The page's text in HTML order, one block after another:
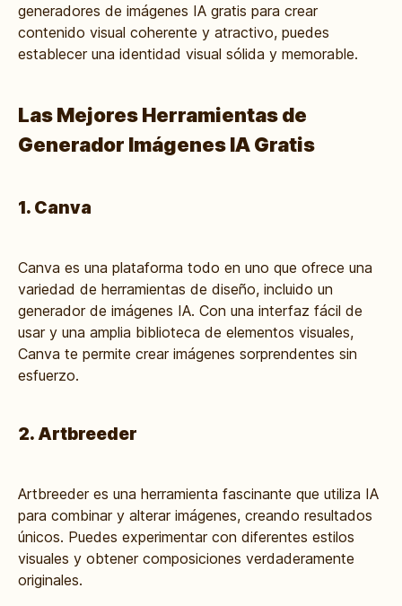
generadores de imágenes IA gratis para crear
contenido visual coherente y atractivo, puedes
establecer una identidad visual sólida y memorable.
Las Mejores Herramientas de
Generador Imágenes IA Gratis
1. Canva
Canva es una plataforma todo en uno que ofrece una
variedad de herramientas de diseño, incluido un
generador de imágenes IA. Con una interfaz fácil de
usar y una amplia biblioteca de elementos visuales,
Canva te permite crear imágenes sorprendentes sin
esfuerzo.
2. Artbreeder
Artbreeder es una herramienta fascinante que utiliza IA
para combinar y alterar imágenes, creando resultados
únicos. Puedes experimentar con diferentes estilos
visuales y obtener composiciones verdaderamente
originales.